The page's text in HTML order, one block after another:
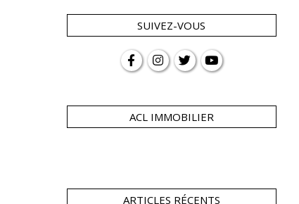
SUIVEZ-VOUS
ACL IMMOBILIER
ARTICLES RÉCENTS